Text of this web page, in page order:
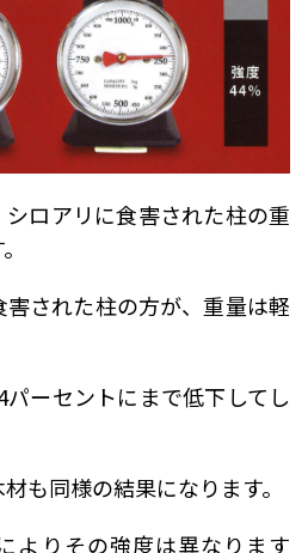
ロアリに食害された柱の重
された柱の方が、重量は軽
ーセントにまで低下してし
も同様の結果になります。
よりその強度は異なります